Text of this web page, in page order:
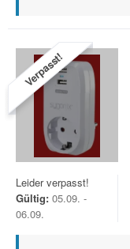
Verpasst!
Leider verpasst!
Gültig: 05.09. -
06.09.